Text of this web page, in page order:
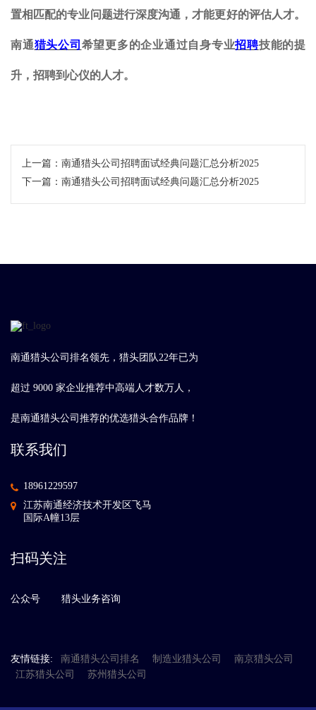
置相匹配的专业问题进行深度沟通，才能更好的评估人才。
南通猎头公司 希望更多的企业通过自身专业招聘技能的提
升，招聘到心仪的人才。
上一篇： 南通猎头公司招聘面试经典问题汇总分析2025
下一篇： 南通猎头公司招聘面试经典问题汇总分析2025
南通猎头公司排名领先，猎头团队22年已为
超过 9000 家企业推荐中高端人才数万人，
是南通猎头公司推荐的优选猎头合作品牌！
联系我们
18961229597
江苏南通经济技术开发区飞马
国际A幢13层
扫码关注
公众号 猎头业务咨询
友情链接: 南通猎头公司排名 制造业猎头公司
南京猎头公司
江苏猎头公司
苏州猎头公司